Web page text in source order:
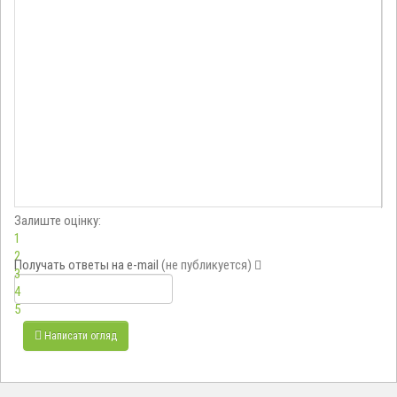
Залиште оцінку:
1
2
3
4
5
Получать ответы на e-mail (не публикуется)
Написати огляд